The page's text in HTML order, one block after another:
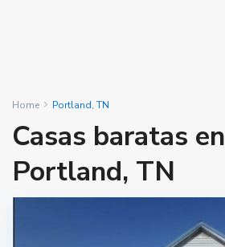
Home Portland, TN
Casas baratas en
Portland, TN